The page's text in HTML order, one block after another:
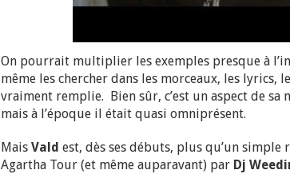
On pourrait multiplier les exemples presque à
même les chercher dans les morceaux, les lyrics,
vraiment remplie. Bien sûr, c’est un aspect de sa
mais à l’époque il était quasi omniprésent.
Mais Vald est, dès ses débuts, plus qu’un
Agartha Tour (et même auparavant) par Dj